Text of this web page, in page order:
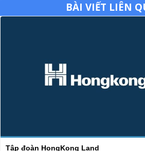
BÀI VIẾT LIÊN
Tập đoàn HongKong Land